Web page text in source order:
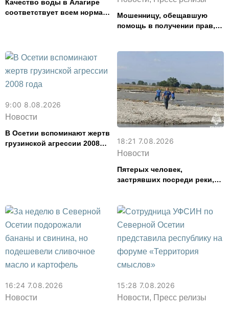
Качество воды в Алагире
соответствует всем нормам
Мошенницу, обещавшую
помощь в получении прав,
9:00 8.08.2026
Новости
В Осетии вспоминают жертв
грузинской агрессии 2008
18:21 7.08.2026
Новости
Пятерых человек,
застрявших посреди реки,
16:24 7.08.2026
Новости
15:28 7.08.2026
Новости, Пресс релизы